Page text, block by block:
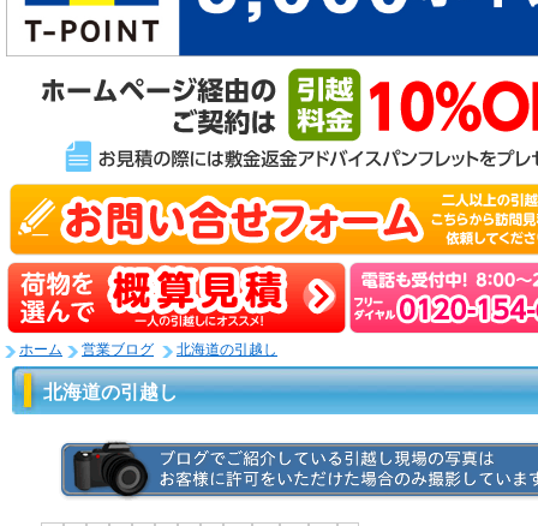
ホーム 営業ブログ 北海道の引越し
北海道の引越し